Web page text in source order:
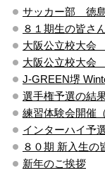
サッカー部 徳
８１期生の皆さ
大阪公立校大会
大阪公立校大会
J-GREEN堺
選手権予選の結
練習体験会開催
インターハイ予
８０期 新入生の
新年のご挨拶